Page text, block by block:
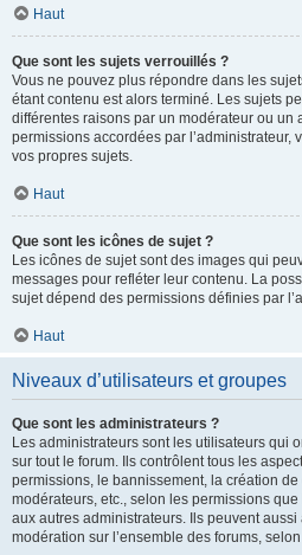
Haut
Que sont les sujets verrouillés ?
Vous ne pouvez plus répondre dans les
étant contenu est alors terminé. Les sujets
différentes raisons par un modérateur ou un
permissions accordées par l’administrateur,
vos propres sujets.
Haut
Que sont les icônes de sujet ?
Les icônes de sujet sont des images qui
messages pour refléter leur contenu. La
sujet dépend des permissions définies par
Haut
Niveaux d’utilisateurs et groupes
Que sont les administrateurs ?
Les administrateurs sont les utilisateurs qui
sur tout le forum. Ils contrôlent tous les
permissions, le bannissement, la création de
modérateurs, etc., selon les permissions
aux autres administrateurs. Ils peuvent
modération sur l’ensemble des forums,